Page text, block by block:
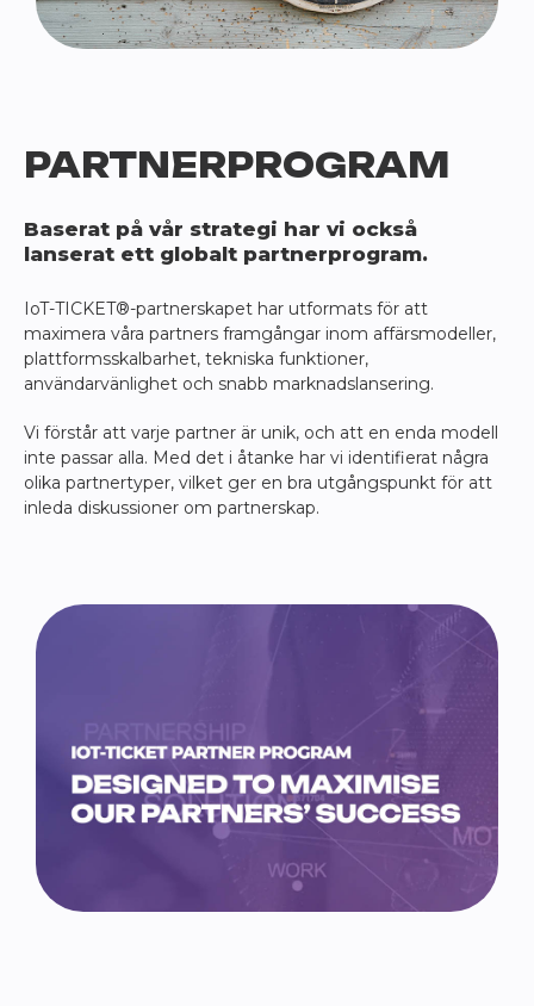
PARTNERPROGRAM
Baserat på vår strategi har vi också
lanserat ett globalt partnerprogram.
IoT-TICKET®-partnerskapet har utformats för att
maximera våra partners framgångar inom affärsmodeller,
plattformsskalbarhet, tekniska funktioner,
användarvänlighet och snabb marknadslansering.
Vi förstår att varje partner är unik, och att en enda modell
inte passar alla. Med det i åtanke har vi identifierat några
olika partnertyper, vilket ger en bra utgångspunkt för att
inleda diskussioner om partnerskap.